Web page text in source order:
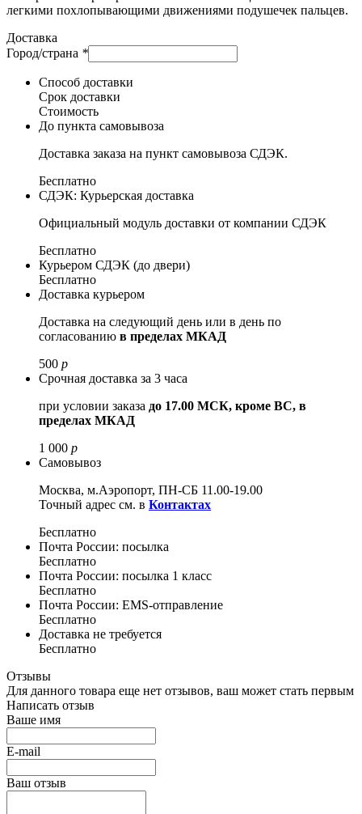
легкими похлопывающими движениями подушечек пальцев.
Доставка
Город/страна *
Способ доставки
Срок доставки
Стоимость
До пункта самовывоза
Доставка заказа на пункт самовывоза СДЭК.
Бесплатно
СДЭК: Курьерская доставка
Официальный модуль доставки от компании СДЭК
Бесплатно
Курьером СДЭК (до двери)
Бесплатно
Доставка курьером
Доставка на следующий день или в день по
согласованию в пределах МКАД
500 р
Срочная доставка за 3 часа
при условии заказа до 17.00 МСК, кроме ВС, в
пределах МКАД
1 000 р
Самовывоз
Москва, м.Аэропорт, ПН-СБ 11.00-19.00
Точный адрес см. в Контактах
Бесплатно
Почта России: посылка
Бесплатно
Почта России: посылка 1 класс
Бесплатно
Почта России: EMS-отправление
Бесплатно
Доставка не требуется
Бесплатно
Отзывы
Для данного товара еще нет отзывов, ваш может стать первым
Написать отзыв
Ваше имя
E-mail
Ваш отзыв